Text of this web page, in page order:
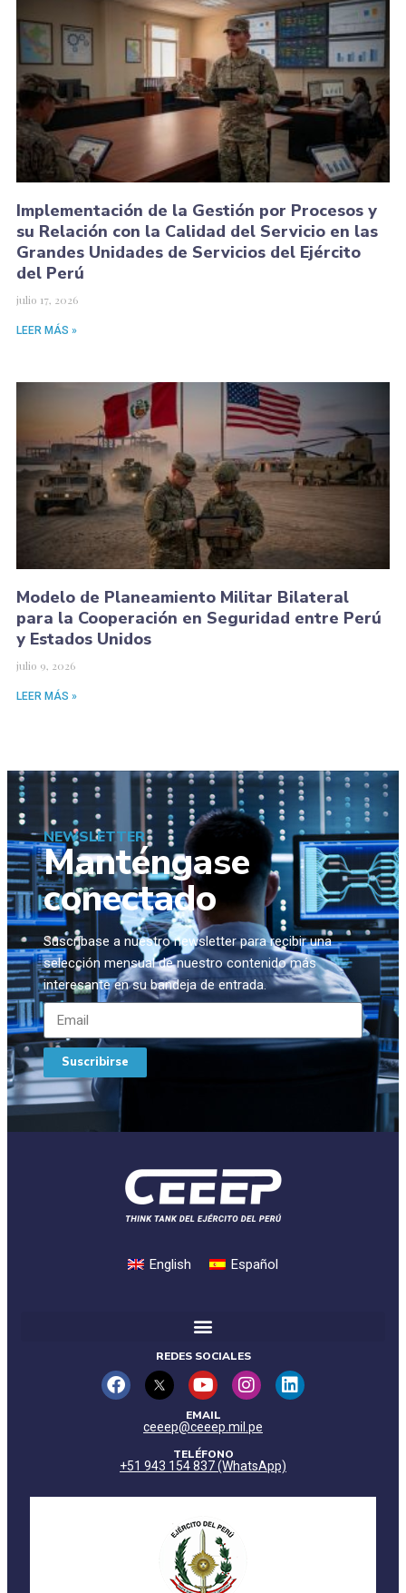
Implementación de la Gestión por Procesos y
su Relación con la Calidad del Servicio en las
Grandes Unidades de Servicios del Ejército
del Perú
julio 17, 2026
LEER MÁS »
Modelo de Planeamiento Militar Bilateral
para la Cooperación en Seguridad entre Perú
y Estados Unidos
julio 9, 2026
LEER MÁS »
NEWSLETTER
Manténgase
conectado
Suscríbase a nuestro newsletter para recibir una
selección mensual de nuestro contenido más
interesante en su bandeja de entrada.
Suscribirse
English Español
REDES SOCIALES
EMAIL
ceeep@ceeep.mil.pe
TELÉFONO
+51 943 154 837 (WhatsApp)